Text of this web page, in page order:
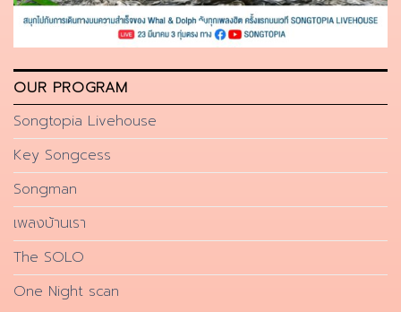
OUR PROGRAM
Songtopia Livehouse
Key Songcess
Songman
เพลงบ้านเรา
The SOLO
One Night scan